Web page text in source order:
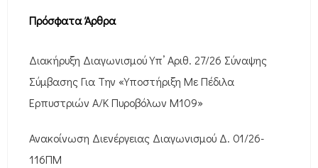
Πρόσφατα Άρθρα
Διακήρυξη Διαγωνισμού Υπ’ Αριθ. 27/26 Σύναψης
Σύμβασης Για Την «Υποστήριξη Με Πέδιλα
Ερπυστριών Α/Κ Πυροβόλων M109»
Ανακοίνωση Διενέργειας Διαγωνισμού Δ. 01/26-
116ΠΜ